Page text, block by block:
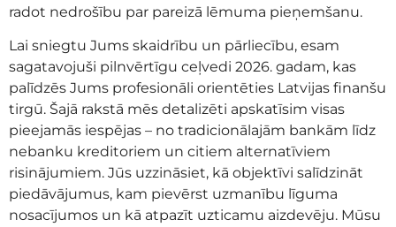
radot nedrošību par pareizā lēmuma pieņemšanu.
Lai sniegtu Jums skaidrību un pārliecību, esam
sagatavojuši pilnvērtīgu ceļvedi 2026. gadam, kas
palīdzēs Jums profesionāli orientēties Latvijas finanšu
tirgū. Šajā rakstā mēs detalizēti apskatīsim visas
pieejamās iespējas – no tradicionālajām bankām līdz
nebanku kreditoriem un citiem alternatīviem
risinājumiem. Jūs uzzināsiet, kā objektīvi salīdzināt
piedāvājumus, kam pievērst uzmanību līguma
nosacījumos un kā atpazīt uzticamu aizdevēju. Mūsu